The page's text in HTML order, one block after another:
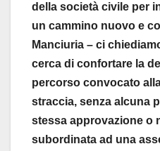
della società civile per
un cammino nuovo e
Manciuria – ci
cerca di confortare la
percorso convocato
straccia, senza alcuna
stessa approvazione o
subordinata ad una